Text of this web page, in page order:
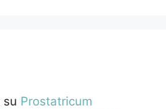
su Prostatricum